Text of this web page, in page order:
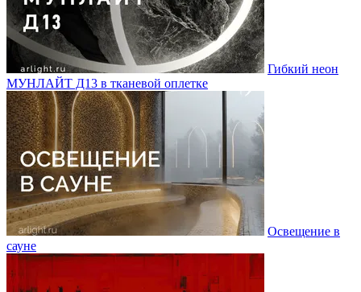
Гибкий неон
МУНЛАЙТ Д13 в тканевой оплетке
Освещение в
сауне